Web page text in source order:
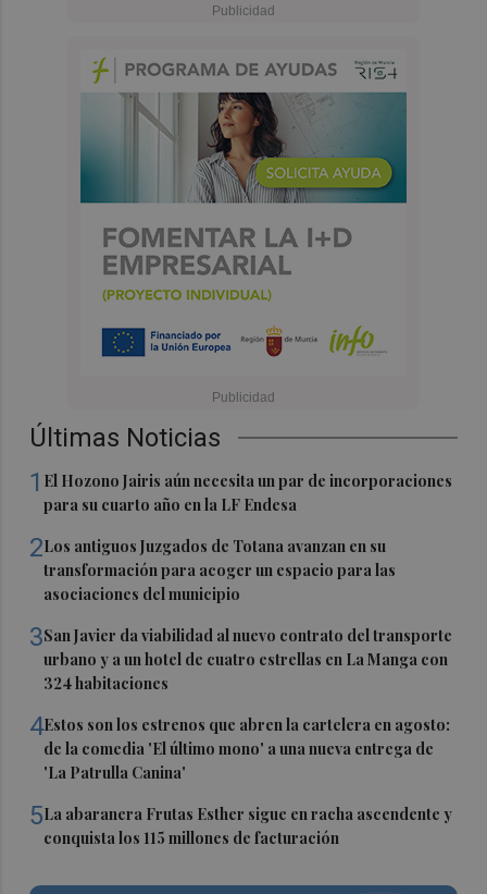
Últimas Noticias
1 El Hozono Jairis aún necesita un par de incorporaciones
para su cuarto año en la LF Endesa
2Los antiguos Juzgados de Totana avanzan en su
transformación para acoger un espacio para las
asociaciones del municipio
3San Javier da viabilidad al nuevo contrato del transporte
urbano y a un hotel de cuatro estrellas en La Manga con
324 habitaciones
4Estos son los estrenos que abren la cartelera en agosto:
de la comedia 'El último mono' a una nueva entrega de
'La Patrulla Canina'
5La abaranera Frutas Esther sigue en racha ascendente y
conquista los 115 millones de facturación